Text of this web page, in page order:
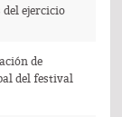
ejercicio
de
del festival